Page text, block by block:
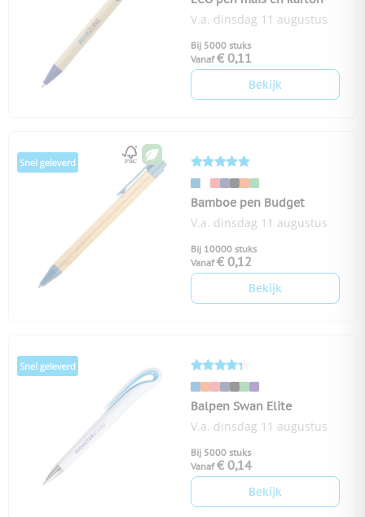
V.a. dinsdag 11 augustus
Bij 5000 stuks
Vanaf € 0,11
Bekijk
Bamboe pen Budget
V.a. dinsdag 11 augustus
Bij 10000 stuks
Vanaf € 0,12
Bekijk
Balpen Swan Elite
V.a. dinsdag 11 augustus
Bij 5000 stuks
Vanaf € 0,14
Bekijk